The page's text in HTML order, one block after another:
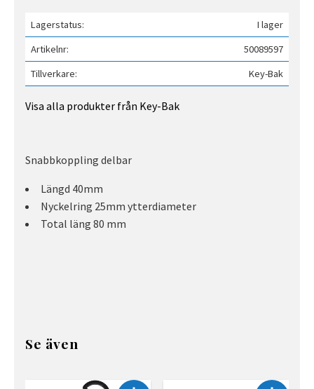
Lagerstatus
I lager
Artikelnr
50089597
Tillverkare
Key-Bak
Visa alla produkter från Key-Bak
Snabbkoppling delbar
Längd 40mm
Nyckelring 25mm ytterdiameter
Total läng 80 mm
Se även